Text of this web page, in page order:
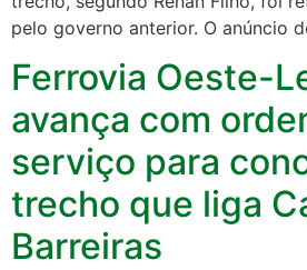
pelo governo anterior. O anúncio
Ferrovia Oeste-
avança com
serviço para
trecho que liga
Barreiras